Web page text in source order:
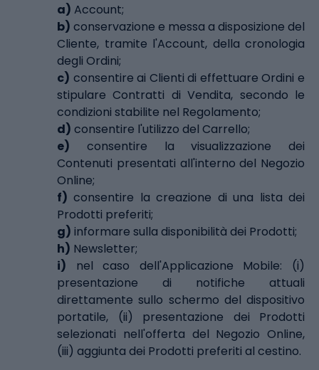
a) Account;
b) conservazione e messa a disposizione del
Cliente, tramite l'Account, della cronologia
degli Ordini;
c) consentire ai Clienti di effettuare Ordini e
stipulare Contratti di Vendita, secondo le
condizioni stabilite nel Regolamento;
d) consentire l'utilizzo del Carrello;
e) consentire la visualizzazione dei
Contenuti presentati all'interno del Negozio
Online;
f) consentire la creazione di una lista dei
Prodotti preferiti;
g) informare sulla disponibilità dei Prodotti;
h) Newsletter;
i) nel caso dell'Applicazione Mobile: (i)
presentazione di notifiche attuali
direttamente sullo schermo del dispositivo
portatile, (ii) presentazione dei Prodotti
selezionati nell'offerta del Negozio Online,
(iii) aggiunta dei Prodotti preferiti al cestino.